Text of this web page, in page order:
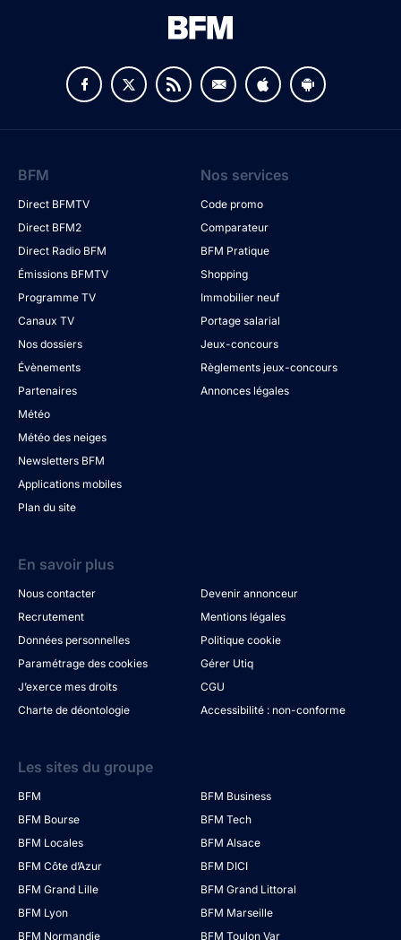
BFM
Direct BFMTV
Direct BFM2
Direct Radio BFM
Émissions BFMTV
Programme TV
Canaux TV
Nos dossiers
Évènements
Partenaires
Météo
Météo des neiges
Newsletters BFM
Applications mobiles
Plan du site
Nos services
Code promo
Comparateur
BFM Pratique
Shopping
Immobilier neuf
Portage salarial
Jeux-concours
Règlements jeux-concours
Annonces légales
En savoir plus
Nous contacter
Devenir annonceur
Recrutement
Mentions légales
Données personnelles
Politique cookie
Paramétrage des cookies
Gérer Utiq
J’exerce mes droits
CGU
Charte de déontologie
Accessibilité : non-conforme
Les sites du groupe
BFM
BFM Business
BFM Bourse
BFM Tech
BFM Locales
BFM Alsace
BFM Côte d’Azur
BFM DICI
BFM Grand Lille
BFM Grand Littoral
BFM Lyon
BFM Marseille
BFM Normandie
BFM Toulon Var